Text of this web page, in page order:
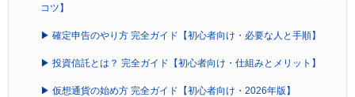
コツ】
▶ 確定申告のやり方 完全ガイド【初心者向け・必要な人と手順】
▶ 投資信託とは？ 完全ガイド【初心者向け・仕組みとメリット】
▶ 仮想通貨の始め方 完全ガイド【初心者向け・2026年版】